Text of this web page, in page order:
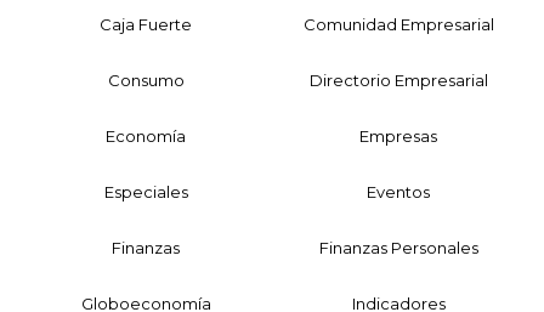
Caja Fuerte Comunidad Empresarial
Consumo Directorio Empresarial
Economía Empresas
Especiales Eventos
Finanzas Finanzas Personales
Globoeconomía Indicadores